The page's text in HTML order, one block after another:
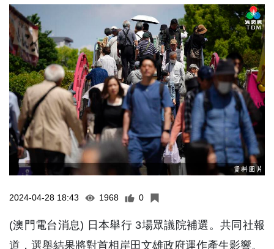
2024-04-28 18:43 1968 0
(澳門電台消息) 日本舉行 3場眾議院補選。共同社報
道，選舉結果將對首相岸田文雄政府運作產生影響。